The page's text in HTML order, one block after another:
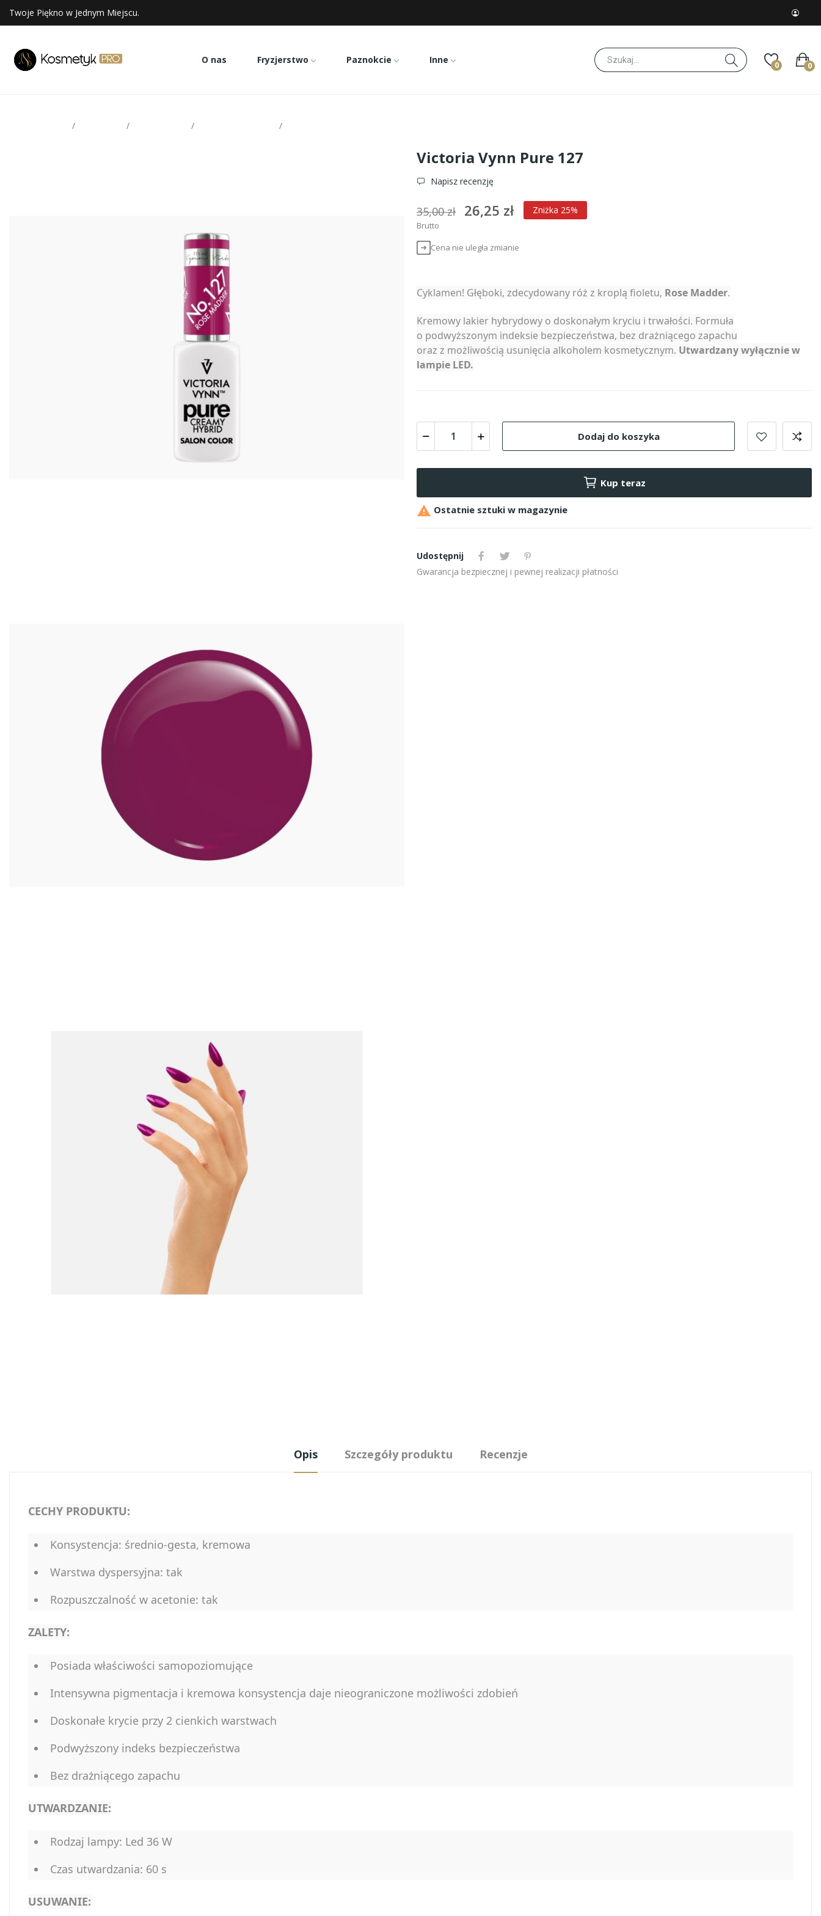
Twoje Piękno w Jednym Miejscu.
O nas Fryzjerstwo Paznokcie Inne 0 0
Victoria Vynn Pure 127
Napisz recenzję
35,00 zł 26,25 zł Zniżka 25%
Brutto
Cena nie uległa zmianie
Cyklamen! Głęboki, zdecydowany róż z kroplą fioletu, Rose Madder.
Kremowy lakier hybrydowy o doskonałym kryciu i trwałości. Formuła
o podwyższonym indeksie bezpieczeństwa, bez drażniącego zapachu
oraz z możliwością usunięcia alkoholem kosmetycznym. Utwardzany wyłącznie w
lampie LED.
Dodaj do koszyka
Kup teraz
 Ostatnie sztuki w magazynie
Udostępnij
Gwarancja bezpiecznej i pewnej realizacji płatności
Opis Szczegóły produktu Recenzje
CECHY PRODUKTU:
Konsystencja: średnio-gesta, kremowa
Warstwa dyspersyjna: tak
Rozpuszczalność w acetonie: tak
ZALETY:
Posiada właściwości samopoziomujące
Intensywna pigmentacja i kremowa konsystencja daje nieograniczone możliwości zdobień
Doskonałe krycie przy 2 cienkich warstwach
Podwyższony indeks bezpieczeństwa
Bez drażniącego zapachu
UTWARDZANIE:
Rodzaj lampy: Led 36 W
Czas utwardzania: 60 s
USUWANIE: